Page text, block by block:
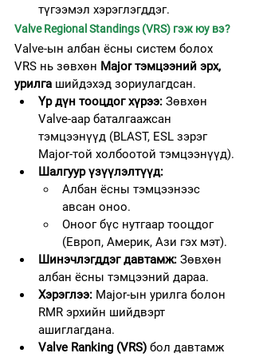
түгээмэл хэрэглэгддэг.
Valve Regional Standings (VRS) гэж юу вэ?
Valve-ын албан ёсны систем болох
VRS нь зөвхөн Major тэмцээний эрх,
урилга шийдэхэд зориулагдсан.
Үр дүн тооцдог хүрээ: Зөвхөн
Valve-аар баталгаажсан
тэмцээнүүд (BLAST, ESL зэрэг
Major-той холбоотой тэмцээнүүд).
Шалгуур үзүүлэлтүүд:
Албан ёсны тэмцээнээс
авсан оноо.
Оноог бүс нутгаар тооцдог
(Европ, Америк, Ази гэх мэт).
Шинэчлэгддэг давтамж: Зөвхөн
албан ёсны тэмцээний дараа.
Хэрэглээ: Major-ын урилга болон
RMR эрхийн шийдвэрт
ашиглагдана.
Valve Ranking (VRS) бол давтамж